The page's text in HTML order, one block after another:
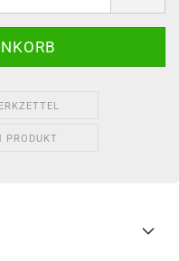
PRODUKT